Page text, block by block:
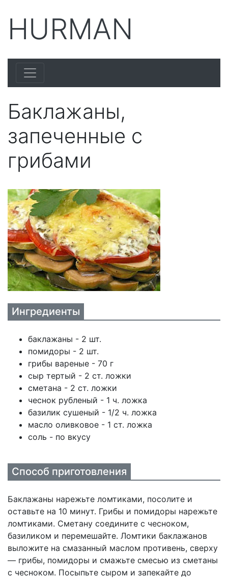
HURMAN
Баклажаны,
запеченные с
грибами
Ингредиенты
баклажаны - 2 шт.
помидоры - 2 шт.
грибы вареные - 70 г
сыр тертый - 2 ст. ложки
сметана - 2 ст. ложки
чеснок рубленый - 1 ч. ложка
базилик сушеный - 1/2 ч. ложка
масло оливковое - 1 ст. ложка
соль - по вкусу
Способ приготовления
Баклажаны нарежьте ломтиками, посолите и
оставьте на 10 минут. Грибы и помидоры нарежьте
ломтиками. Сметану соедините с чесноком,
базиликом и перемешайте. Ломтики баклажанов
выложите на смазанный маслом противень, сверху
— грибы, помидоры и смажьте смесью из сметаны
с чесноком. Посыпьте сыром и запекайте до